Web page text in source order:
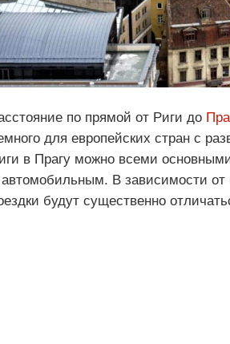
по прямой от Риги до
для европейских стран с
в Прагу можно всеми
В зависимости от
будут существенно